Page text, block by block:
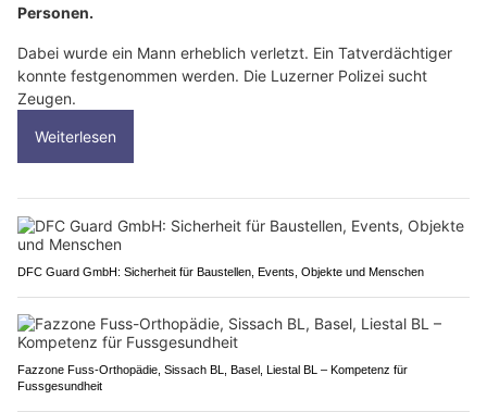
Personen.
Dabei wurde ein Mann erheblich verletzt. Ein Tatverdächtiger
konnte festgenommen werden. Die Luzerner Polizei sucht
Zeugen.
Weiterlesen
DFC Guard GmbH: Sicherheit für Baustellen, Events, Objekte und Menschen
Fazzone Fuss-Orthopädie, Sissach BL, Basel, Liestal BL – Kompetenz für
Fussgesundheit